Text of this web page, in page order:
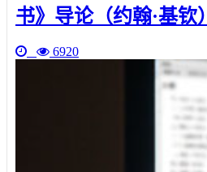
书》导论（约翰·基钦）
6920